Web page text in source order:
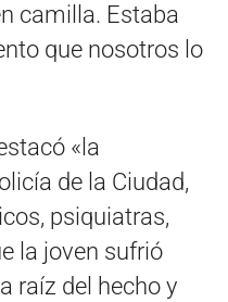
camilla. Estaba
que nosotros lo
«la
de la Ciudad,
psiquiatras,
la joven sufrió
raíz del hecho y